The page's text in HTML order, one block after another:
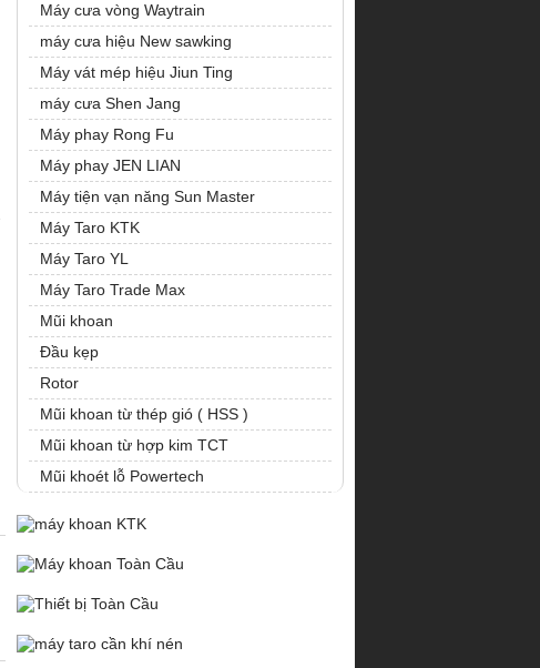
Máy cưa vòng Waytrain
máy cưa hiệu New sawking
Máy vát mép hiệu Jiun Ting
máy cưa Shen Jang
Máy phay Rong Fu
Máy phay JEN LIAN
Máy tiện vạn năng Sun Master
Máy Taro KTK
Máy Taro YL
Máy Taro Trade Max
Mũi khoan
Đầu kẹp
Rotor
Mũi khoan từ thép gió ( HSS )
Mũi khoan từ hợp kim TCT
Mũi khoét lỗ Powertech